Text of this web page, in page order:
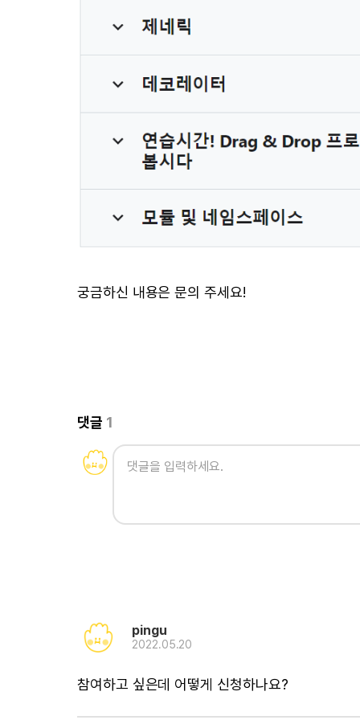
궁금하신 내용은 문의 주세요!
댓글 1
pingu
2022.05.20
참여하고 싶은데 어떻게 신청하나요?